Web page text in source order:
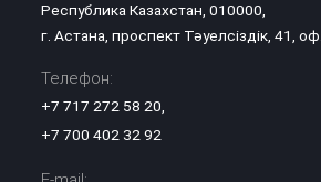
Республика Казахстан, 010000,
г. Астана, проспект Тәуелсіздік, 41,
Телефон:
+7 717 272 58 20
+7 700 402 32 92